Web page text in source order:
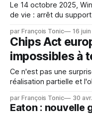
Le 14 octobre 2025,
de vie : arrêt du
11 et si elles restent en
mises à jour. La
par François Tonic 16
Chips Act
impossibles à
Ce n'est pas une
réalisation partielle et
stratégie pour le
du terrain», a déclaré
par François Tonic 30
Eaton : nouvelle